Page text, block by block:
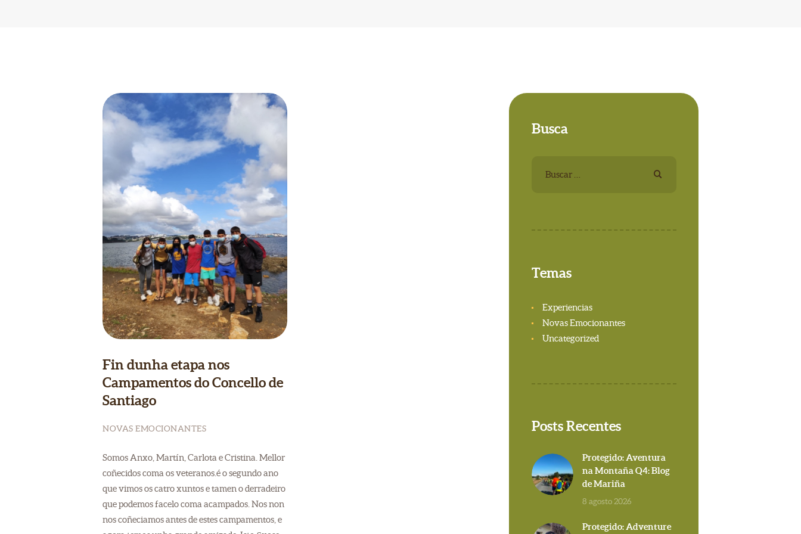
Fin dunha etapa nos
Campamentos do Concello de
Santiago
NOVAS EMOCIONANTES
Somos Anxo, Martín, Carlota e Cristina. Mellor
coñecidos coma os veteranos.é o segundo ano
que vimos os catro xuntos e tamen o derradeiro
que podemos facelo coma acampados. Nos non
nos coñeciamos antes de estes campamentos, e
Busca
Temas
Experiencias
Novas Emocionantes
Uncategorized
Posts Recentes
Protegido: Aventura
na Montaña Q4: Blog
de Mariña
8 agosto 2026
Protegido: Adventure